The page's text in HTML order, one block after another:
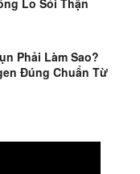
Lo Sỏi Thận
Phải Làm Sao?
Đúng Chuẩn Từ